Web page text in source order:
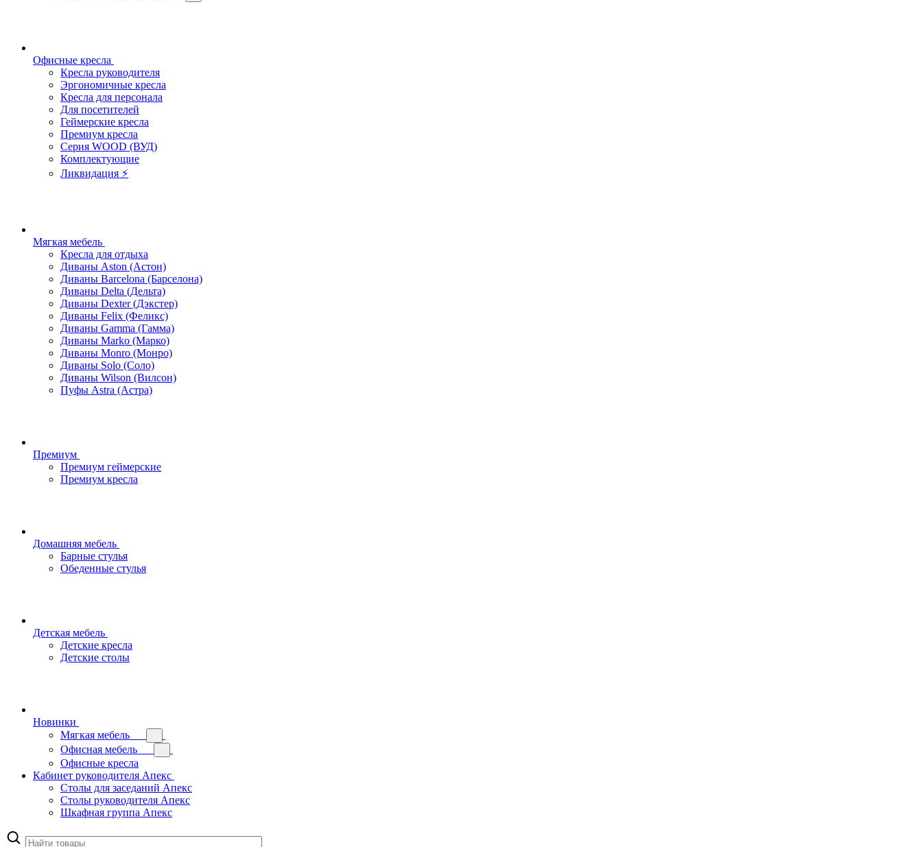
Офисные кресла
Кресла руководителя
Эргономичные кресла
Кресла для персонала
Для посетителей
Геймерские кресла
Премиум кресла
Серия WOOD (ВУД)
Комплектующие
Ликвидация ⚡
Мягкая мебель
Кресла для отдыха
Диваны Aston (Астон)
Диваны Barcelona (Барселона)
Диваны Delta (Дельта)
Диваны Dexter (Дэкстер)
Диваны Felix (Феликс)
Диваны Gamma (Гамма)
Диваны Marko (Марко)
Диваны Monro (Монро)
Диваны Solo (Соло)
Диваны Wilson (Вилсон)
Пуфы Astra (Астра)
Премиум
Премиум геймерские
Премиум кресла
Домашняя мебель
Барные стулья
Обеденные стулья
Детская мебель
Детские кресла
Детские столы
Новинки
Мягкая мебель
Офисная мебель
Офисные кресла
Кабинет руководителя Апекс
Столы для заседаний Апекс
Столы руководителя Апекс
Шкафная группа Апекс